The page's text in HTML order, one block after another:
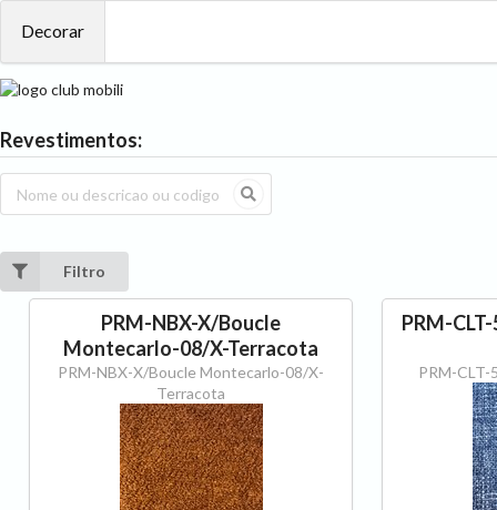
Decorar
Revestimentos:
Filtro
PRM-NBX-X/Boucle
Montecarlo-08/X-Terracota
PRM-NBX-X/Boucle Montecarlo-08/X-
Terracota
PRM-
PRM-